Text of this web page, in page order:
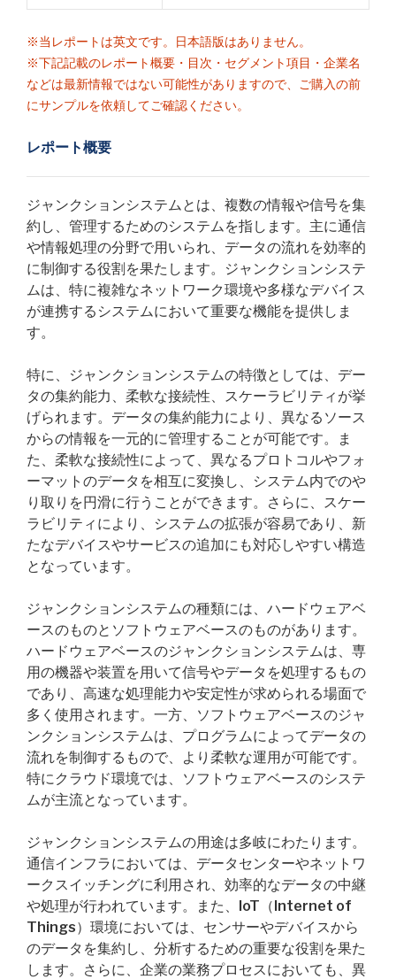
※当レポートは英文です。日本語版はありません。
※下記記載のレポート概要・目次・セグメント項目・企業名
などは最新情報ではない可能性がありますので、ご購入の前
にサンプルを依頼してご確認ください。
レポート概要
ジャンクションシステムとは、複数の情報や信号を集
約し、管理するためのシステムを指します。主に通信
や情報処理の分野で用いられ、データの流れを効率的
に制御する役割を果たします。ジャンクションシステ
ムは、特に複雑なネットワーク環境や多様なデバイス
が連携するシステムにおいて重要な機能を提供しま
す。
特に、ジャンクションシステムの特徴としては、デー
タの集約能力、柔軟な接続性、スケーラビリティが挙
げられます。データの集約能力により、異なるソース
からの情報を一元的に管理することが可能です。ま
た、柔軟な接続性によって、異なるプロトコルやフォ
ーマットのデータを相互に変換し、システム内でのや
り取りを円滑に行うことができます。さらに、スケー
ラビリティにより、システムの拡張が容易であり、新
たなデバイスやサービスの追加にも対応しやすい構造
となっています。
ジャンクションシステムの種類には、ハードウェアベ
ースのものとソフトウェアベースのものがあります。
ハードウェアベースのジャンクションシステムは、専
用の機器や装置を用いて信号やデータを処理するもの
であり、高速な処理能力や安定性が求められる場面で
多く使用されます。一方、ソフトウェアベースのジャ
ンクションシステムは、プログラムによってデータの
流れを制御するもので、より柔軟な運用が可能です。
特にクラウド環境では、ソフトウェアベースのシステ
ムが主流となっています。
ジャンクションシステムの用途は多岐にわたります。
通信インフラにおいては、データセンターやネットワ
ークスイッチングに利用され、効率的なデータの中継
や処理が行われています。また、IoT（Internet of
Things）環境においては、センサーやデバイスから
のデータを集約し、分析するための重要な役割を果た
します。さらに、企業の業務プロセスにおいても、異